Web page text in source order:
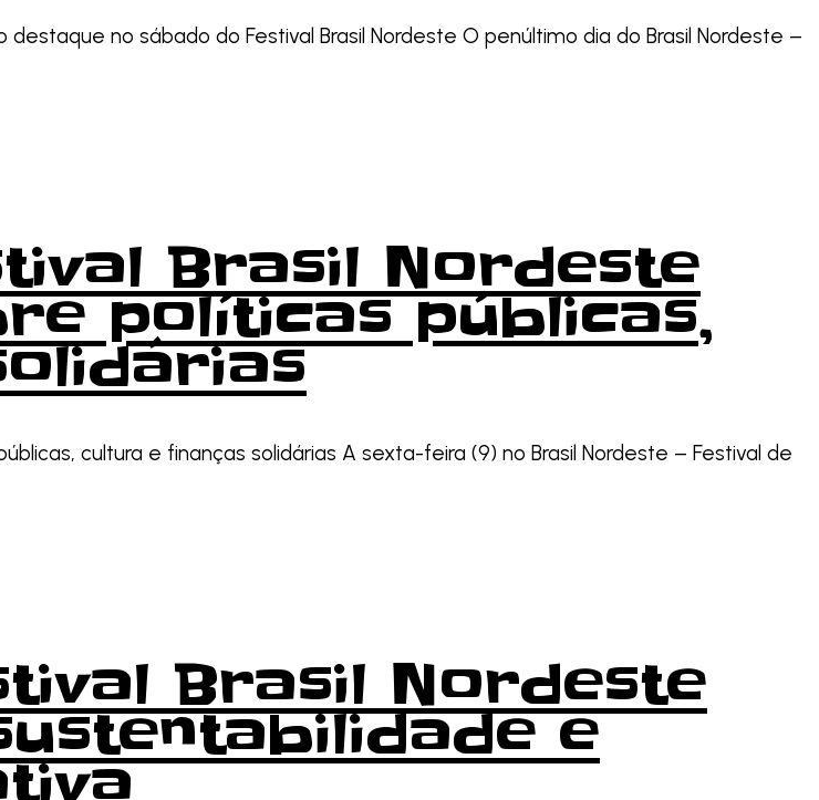
no sábado do Festival Brasil Nordeste O penúltimo dia do Brasil Nordeste –
Brasil Nordeste
políticas públicas,
cultura e finanças solidárias A sexta-feira (9) no Brasil Nordeste – Festival de
Brasil Nordeste
e